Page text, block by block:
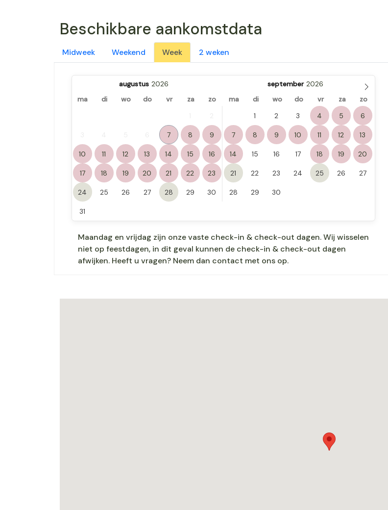
Beschikbare aankomstdata
Midweek Weekend Week 2 weken
augustus
september
ma
di wo do vr za zo ma di wo do vr za
zo
7 8 9
10 11 12 13 14 15 16
17 18 19 20 21 22 23
24 25 26 27 28 29 30
31
1 2 3 4 5 6
7 8 9 10 11 12 13
14 15 16 17 18 19 20
21 22 23 24 25 26 27
28 29 30
Maandag en vrijdag zijn onze vaste check-in & check-out dagen. Wij wisselen
niet op feestdagen, in dit geval kunnen de check-in & check-out dagen
afwijken. Heeft u vragen? Neem dan contact met ons op.